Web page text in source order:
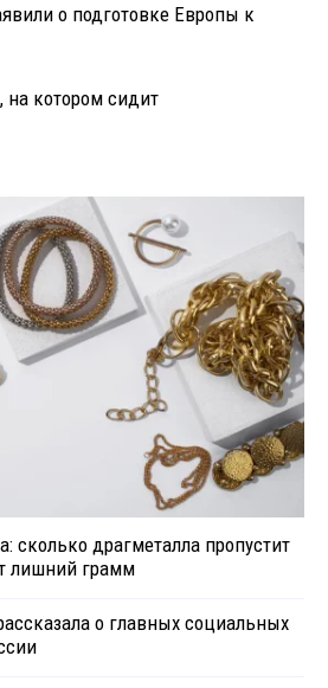
о подготовке Европы к
на котором сидит
сколько драгметалла пропустит
лишний грамм
о главных социальных